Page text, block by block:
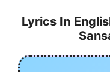
Lyrics In